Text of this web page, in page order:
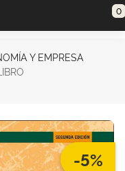
0
Y EMPRESA
-5%